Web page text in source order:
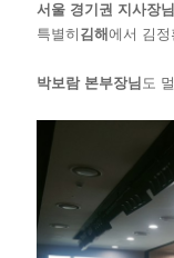
서울 경기권 지사장
특별히 김해에서 김
박보람 본부장님 도